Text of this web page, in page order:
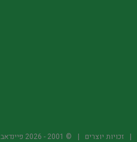
זכויות יוצרים © 2001 -
2026